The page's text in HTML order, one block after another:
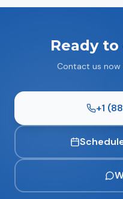
Ready
Contact us
+1